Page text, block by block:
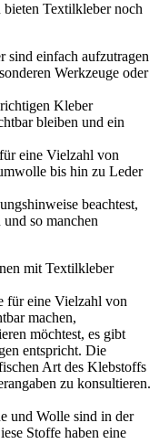
bieten Textilkleber noch
sind einfach aufzutragen
Werkzeuge oder
Kleber
bleiben und ein
eine Vielzahl von
bis hin zu Leder
beachtest,
so manchen
mit Textilkleber
für eine Vielzahl von
machen,
möchtest, es gibt
entspricht. Die
Art des Klebstoffs
zu konsultieren.
und Wolle sind in der
Stoffe haben eine